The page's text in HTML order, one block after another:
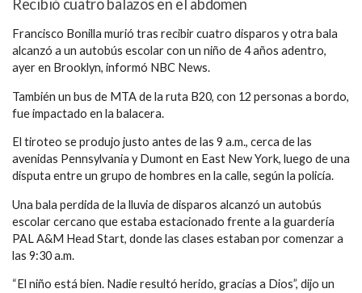
Recibió cuatro balazos en el abdomen
Francisco Bonilla murió tras recibir cuatro disparos y otra bala
alcanzó a un autobús escolar con un niño de 4 años adentro,
ayer en Brooklyn, informó NBC News.
También un bus de MTA de la ruta B20, con 12 personas a bordo,
fue impactado en la balacera.
El tiroteo se produjo justo antes de las 9 a.m., cerca de las
avenidas Pennsylvania y Dumont en East New York, luego de una
disputa entre un grupo de hombres en la calle, según la policía.
Una bala perdida de la lluvia de disparos alcanzó un autobús
escolar cercano que estaba estacionado frente a la guardería
PAL A&M Head Start, donde las clases estaban por comenzar a
las 9:30 a.m.
“El niño está bien. Nadie resultó herido, gracias a Dios”, dijo un